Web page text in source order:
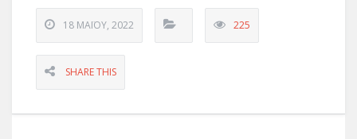
18 ΜΑΪ́ΟΥ, 2022 225
SHARE THIS